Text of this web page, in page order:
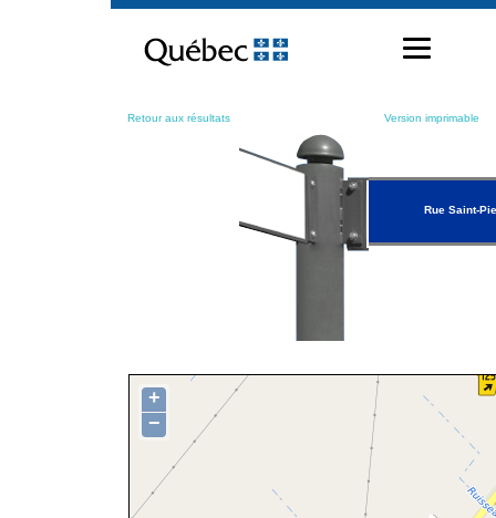
contenu
Retour aux résultats Version imprimable
Rue Saint-
+
−